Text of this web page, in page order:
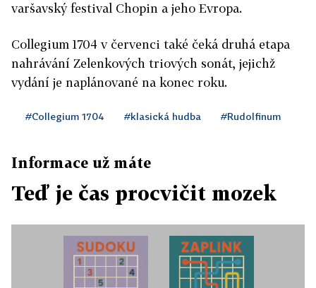
varšavský festival Chopin a jeho Evropa.
Collegium 1704 v červenci také čeká druhá etapa
nahrávání Zelenkových triových sonát, jejichž
vydání je naplánované na konec roku.
#Collegium 1704 #klasická hudba #Rudolfinum
Informace už máte
Teď je čas procvičit mozek